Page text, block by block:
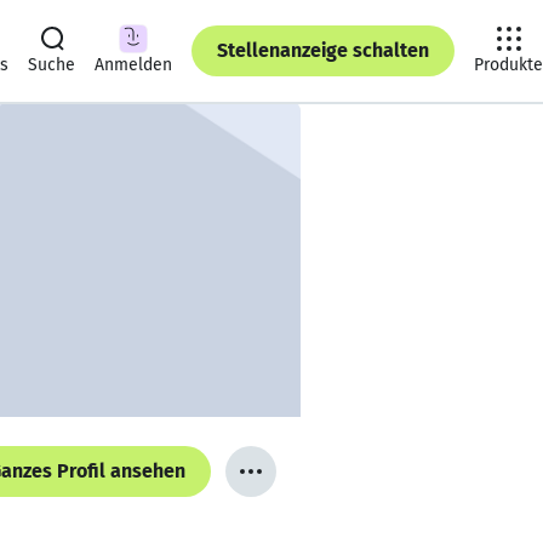
Suche Anmelden
Stellenanzeige schalten
Produkte
Profil ansehen